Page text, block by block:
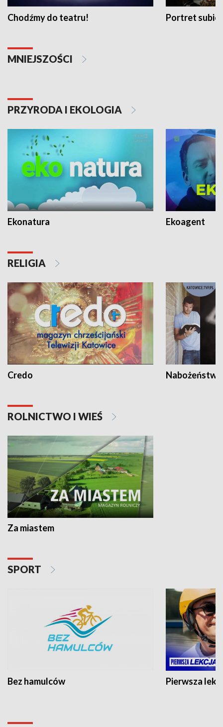
Chodźmy do teatru! Portret
MNIEJSZOŚCI
PRZYRODA I EKOLOGIA
Ekonatura Ekoagent
RELIGIA
Credo
ROLNICTWO I WIEŚ
Za miastem
SPORT
Bez hamulców Pierwsza